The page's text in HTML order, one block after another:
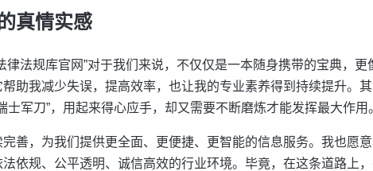
真情实感
律法规库官网”对于我们来说，不仅仅是一本随身携带的宝典，
助我减少失误，提高效率，也让我的专业素养得到持续提升。
士军刀”，用起来得心应手，却又需要不断磨炼才能发挥最大作用
善，为我们提供更全面、更便捷、更智能的信息服务。我也愿
依规、公平透明、诚信高效的行业环境。毕竟，在这条道路上